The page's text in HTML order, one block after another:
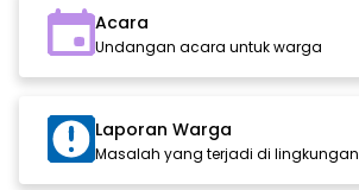
Acara
Undangan acara untuk warga
Laporan Warga
Masalah yang terjadi di lingkungan